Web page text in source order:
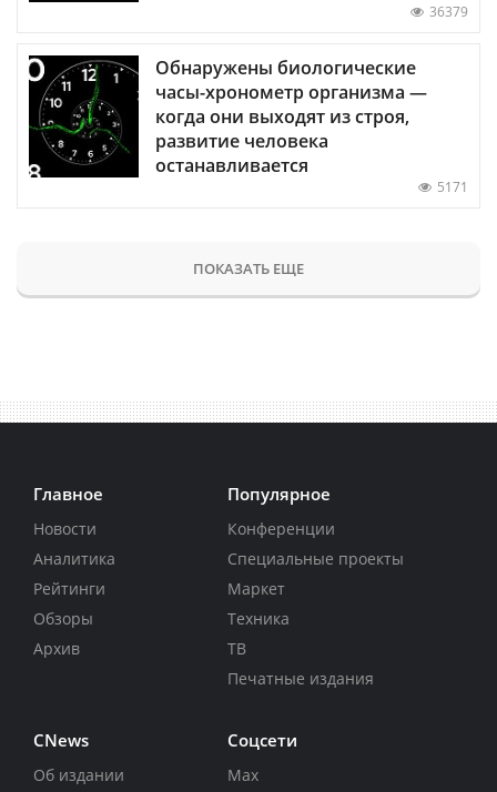
36379
Обнаружены биологические
часы-хронометр организма —
когда они выходят из строя,
развитие человека
останавливается
5171
ПОКАЗАТЬ ЕЩЕ
Главное
Новости
Аналитика
Рейтинги
Обзоры
Архив
Популярное
Конференции
Специальные проекты
Маркет
Техника
ТВ
Печатные издания
CNews
Об издании
Соцсети
Max